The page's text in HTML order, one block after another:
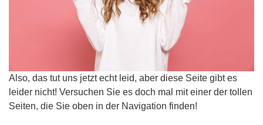
Also, das tut uns jetzt echt leid, aber diese Seite gibt es
leider nicht! Versuchen Sie es doch mal mit einer der tollen
Seiten, die Sie oben in der Navigation finden!